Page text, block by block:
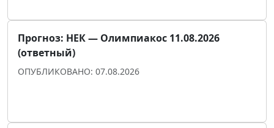
Прогноз: НЕК — Олимпиакос 11.08.2026
(ответный)
ОПУБЛИКОВАНО: 07.08.2026